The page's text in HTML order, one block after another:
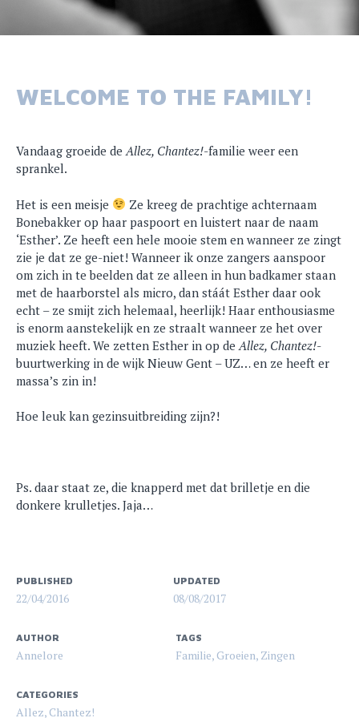
WELCOME TO THE FAMILY!
Vandaag groeide deAllez, Chantez!-familie weer een
sprankel.
Het is een meisje
Ze kreeg de prachtige achternaam
Bonebakker op haar paspoort en luistert naar de naam
‘Esther’. Ze heeft een hele mooie stem en wanneer ze zingt
zie je dat ze ge-niet! Wanneer ik onze zangers aanspoor
om zich in te beelden dat ze alleen in hun badkamer staan
met de haarborstel als micro, dan stáát Esther daar ook
echt – ze smijt zich helemaal, heerlijk! Haar enthousiasme
is enorm aanstekelijk en ze straalt wanneer ze het over
muziek heeft. We zetten Esther in op de Allez, Chantez!-
buurtwerking in de wijk Nieuw Gent – UZ… en ze heeft er
massa’s zin in!
Hoe leuk kan gezinsuitbreiding zijn?!
Ps. daar staat ze, die knapperd met dat brilletje en die
donkere krulletjes. Jaja…
PUBLISHED
22/04/2016
UPDATED
08/08/2017
AUTHOR
Annelore
TAGS
Familie, Groeien, Zingen
CATEGORIES
Allez, Chantez!